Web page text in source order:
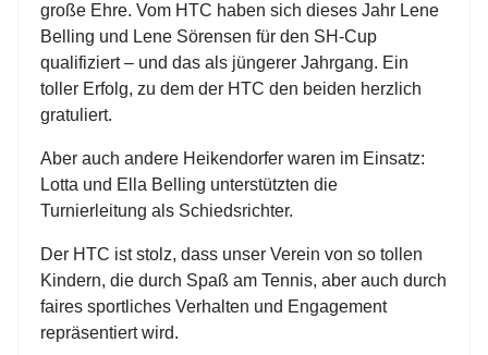
große Ehre. Vom HTC haben sich dieses Jahr Lene
Belling und Lene Sörensen für den SH-Cup
qualifiziert – und das als jüngerer Jahrgang. Ein
toller Erfolg, zu dem der HTC den beiden herzlich
gratuliert.
Aber auch andere Heikendorfer waren im Einsatz:
Lotta und Ella Belling unterstützten die
Turnierleitung als Schiedsrichter.
Der HTC ist stolz, dass unser Verein von so tollen
Kindern, die durch Spaß am Tennis, aber auch durch
faires sportliches Verhalten und Engagement
repräsentiert wird.